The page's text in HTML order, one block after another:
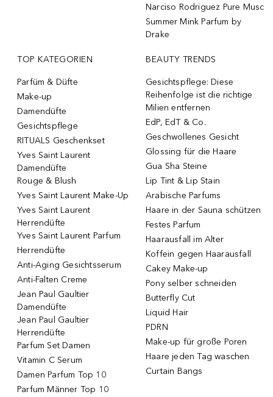
Narciso Rodriguez Pure Musc
Summer Mink Parfum by
Drake
TOP KATEGORIEN
Parfüm & Düfte
Make-up
Damendüfte
Gesichtspflege
RITUALS Geschenkset
Yves Saint Laurent
Damendüfte
Rouge & Blush
Yves Saint Laurent Make-Up
Yves Saint Laurent
Herrendüfte
Yves Saint Laurent Parfum
Herrendüfte
Anti-Aging Gesichtsserum
Anti-Falten Creme
Jean Paul Gaultier
Damendüfte
Jean Paul Gaultier
Herrendüfte
Parfum Set Damen
Vitamin C Serum
Damen Parfum Top 10
Parfum Männer Top 10
BEAUTY TRENDS
Gesichtspflege: Diese
Reihenfolge ist die richtige
Milien entfernen
EdP, EdT & Co.
Geschwollenes Gesicht
Glossing für die Haare
Gua Sha Steine
Lip Tint & Lip Stain
Arabische Parfums
Haare in der Sauna schützen
Festes Parfum
Haarausfall im Alter
Koffein gegen Haarausfall
Cakey Make-up
Pony selber schneiden
Butterfly Cut
Liquid Hair
PDRN
Make-up für große Poren
Haare jeden Tag waschen
Curtain Bangs